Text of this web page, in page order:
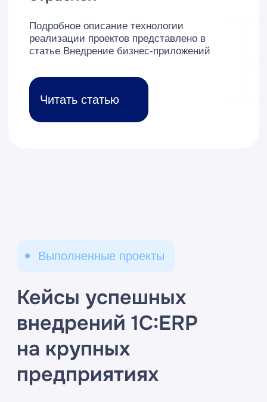
нами
работать удаленно
обработки
до 20 раз
Автоматизация сложного расчета
себестоимости, в том числе для